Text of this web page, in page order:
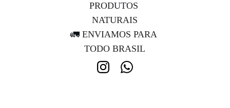
PRODUTOS
NATURAIS
🚛 ENVIAMOS PARA
TODO BRASIL